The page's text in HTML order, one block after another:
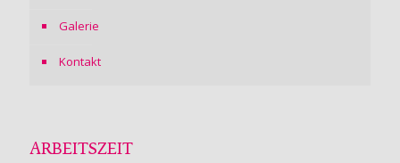
Galerie
Kontakt
ARBEITSZEIT